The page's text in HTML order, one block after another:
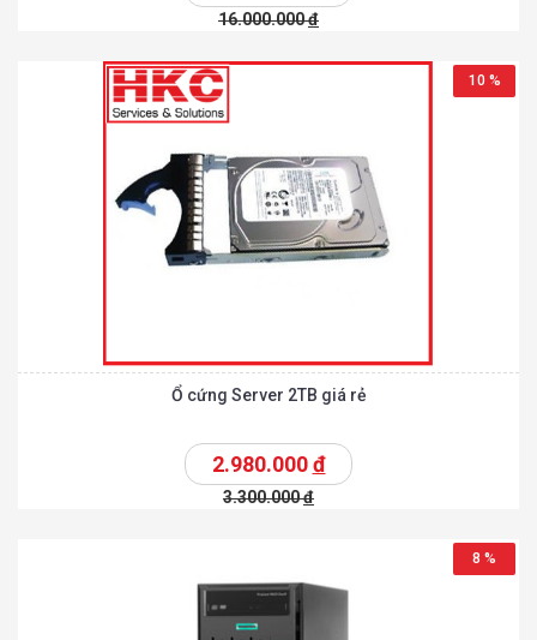
16.000.000đ
10 %
Ổ cứng Server 2TB giá rẻ
2.980.000đ
3.300.000đ
8 %